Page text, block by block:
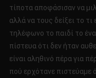
τίποτα αποφάσισαν να
αλλά να τους δείξει το
τηλέφωνο το παιδί το
πίστευα ότι δεν ήταν
είναι αληθινό πέρα για
πού ερχότανε πιστεύαμε